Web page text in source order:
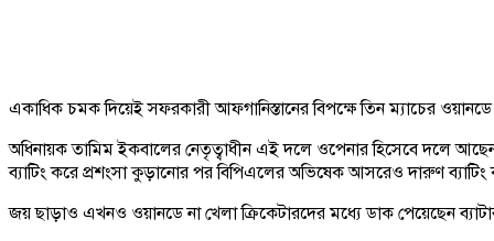
একাধিক চমক দিয়েই সফরকারী আফগানিস্তানের বিপক্ষে তিন ম্যাচের
অধিনায়ক তামিম ইকবালের নেতৃত্বাধীন এই দলে ওপেনার হিসেবে দলে
ব্যাটিং করে প্রশংসা কুড়ানোর পর বিপিএলের অভিষেক আসরেও দারুণ
জয় ছাড়াও এখনও ওয়ানডে না খেলা ক্রিকেটারদের মধ্যে ডাক পেয়েছেন